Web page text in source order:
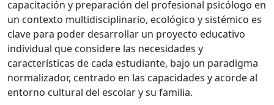
capacitación y preparación del profesional psicólogo en
un contexto multidisciplinario, ecológico y sistémico es
clave para poder desarrollar un proyecto educativo
individual que considere las necesidades y
características de cada estudiante, bajo un paradigma
normalizador, centrado en las capacidades y acorde al
entorno cultural del escolar y su familia.